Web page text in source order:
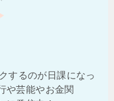
するのが日課になっ
や芸能やお金関